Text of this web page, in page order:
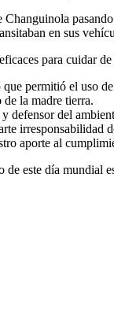
en sus
para
permitió el uso
la madre tierra.
defensor del
irresponsabilidad
aporte al
de este día